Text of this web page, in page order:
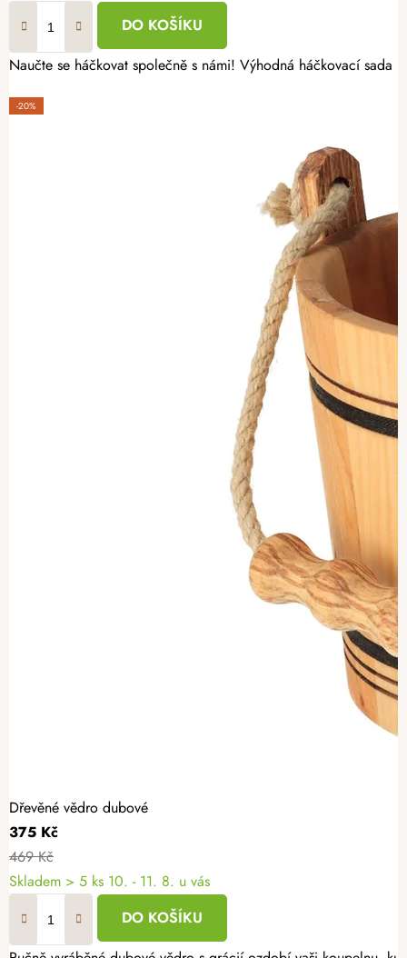
DO KOŠÍKU
Naučte se háčkovat společně s námi! Výhodná háčkovací sada
-20%
Dřevěné vědro dubové
375 Kč
469 Kč
Skladem > 5 ks 10. - 11. 8. u vás
DO KOŠÍKU